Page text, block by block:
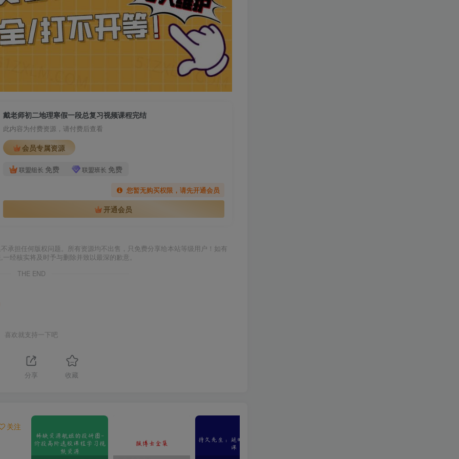
戴老师初二地理寒假一段总复习视频课程完结
此内容为付费资源，请付费后查看
会员专属资源
联盟组长 免费 联盟班长 免费
您暂无购买权限，请先开通会员
开通会员
承担任何版权问题。所有资源均不出售，只免费分享给本站等级用户！如有
经核实将及时予与删除并致以最深的歉意。
THE END
喜欢就支持一下吧
分享 收藏
关注